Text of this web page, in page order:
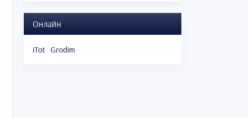
Онлайн
iTot Grodim